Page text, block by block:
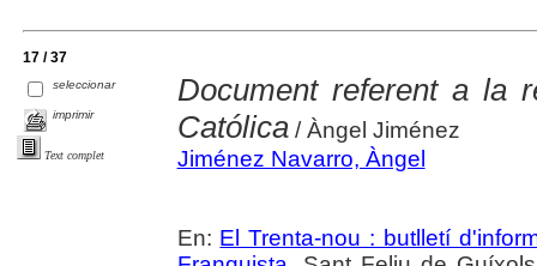
17 / 37
seleccionar
imprimir
Text complet
Document referent a la
Católica/ Àngel Jiménez
Jiménez Navarro, Àngel
En: El Trenta-nou : butlletí